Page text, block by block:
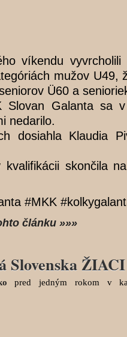
víkendu
mužov U49,
Ü60 a
Slovan Galanta sa
nedarilo.
dosiahla Klaudia
skončila
#MKK
článku »»»
Slovenska ŽIACI
pred jedným rokom v